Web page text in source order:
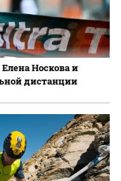
Носкова и
дистанции